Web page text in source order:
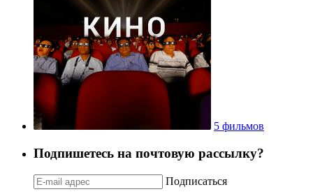
5 фильмов
Подпишетесь на почтовую рассылку?
Подписаться